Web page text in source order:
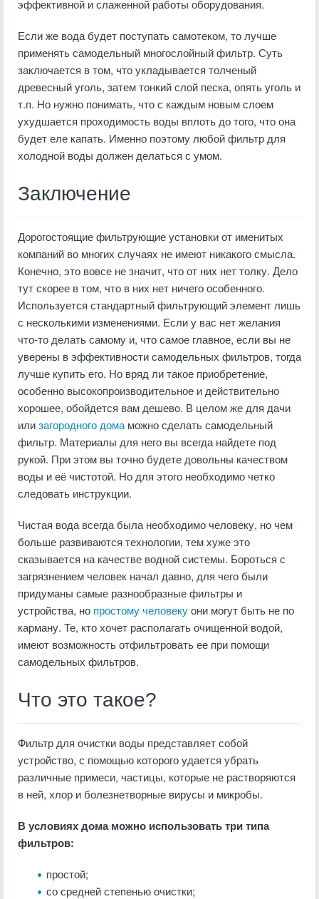
эффективной и слаженной работы оборудования.
Если же вода будет поступать самотеком, то лучше
применять самодельный многослойный фильтр. Суть
заключается в том, что укладывается толченый
древесный уголь, затем тонкий слой песка, опять уголь и
т.п. Но нужно понимать, что с каждым новым слоем
ухудшается проходимость воды вплоть до того, что она
будет еле капать. Именно поэтому любой фильтр для
холодной воды должен делаться с умом.
Заключение
Дорогостоящие фильтрующие установки от именитых
компаний во многих случаях не имеют никакого смысла.
Конечно, это вовсе не значит, что от них нет толку. Дело
тут скорее в том, что в них нет ничего особенного.
Используется стандартный фильтрующий элемент лишь
с несколькими изменениями. Если у вас нет желания
что-то делать самому и, что самое главное, если вы не
уверены в эффективности самодельных фильтров, тогда
лучше купить его. Но вряд ли такое приобретение,
особенно высокопроизводительное и действительно
хорошее, обойдется вам дешево. В целом же для дачи
илизагородного дома можно сделать самодельный
фильтр. Материалы для него вы всегда найдете под
рукой. При этом вы точно будете довольны качеством
воды и её чистотой. Но для этого необходимо четко
следовать инструкции.
Чистая вода всегда была необходимо человеку, но чем
больше развиваются технологии, тем хуже это
сказывается на качестве водной системы. Бороться с
загрязнением человек начал давно, для чего были
придуманы самые разнообразные фильтры и
устройства, но простому человекуони могут быть не по
карману. Те, кто хочет располагать очищенной водой,
имеют возможность отфильтровать ее при помощи
самодельных фильтров.
Что это такое?
Фильтр для очистки воды представляет собой
устройство, с помощью которого удается убрать
различные примеси, частицы, которые не растворяются
в ней, хлор и болезнетворные вирусы и микробы.
В условиях дома можно использовать три типа
фильтров:
простой;
со средней степенью очистки;